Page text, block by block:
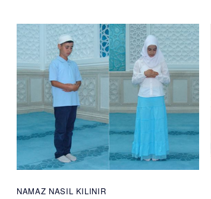
NAMAZ NASIL KILINIR